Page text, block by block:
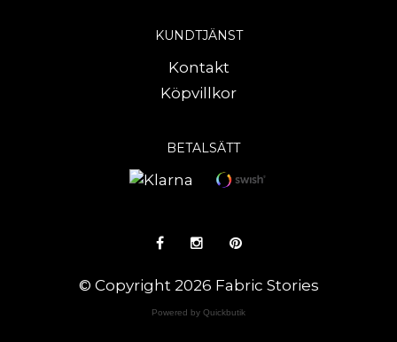
KUNDTJÄNST
Kontakt
Köpvillkor
BETALSÄTT
© Copyright 2026 Fabric Stories
Powered by Quickbutik